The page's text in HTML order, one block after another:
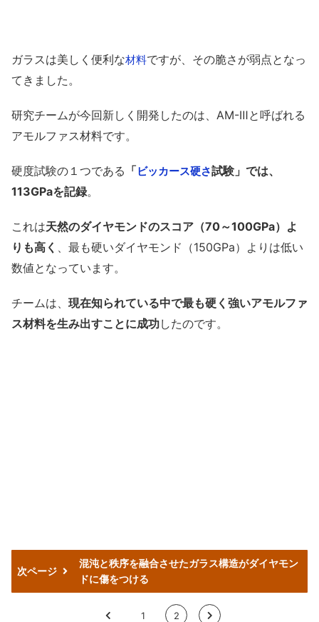
ガラスは美しく便利な材料ですが、その脆さが弱点となっ
てきました。
研究チームが今回新しく開発したのは、AM-Ⅲと呼ばれる
アモルファス材料です。
硬度試験の１つである 「ビッカース硬さ試験」では、
113GPaを記録。
これは天然のダイヤモンドのスコア（70～100GPa）よ
りも高く 、最も硬いダイヤモンド（150GPa）よりは低い
数値となっています。
チームは、 現在知られている中で最も硬く強いアモルファ
ス材料を生み出すことに成功したのです。
次ページ
混沌と秩序を融合させたガラス構造がダイヤモン
ドに傷をつける
< 1 2 >